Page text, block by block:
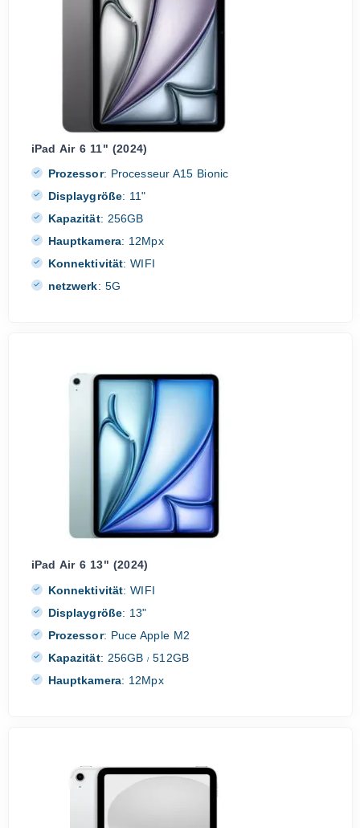
iPad Air 6 11" (2024)
Prozessor: Processeur A15 Bionic
Displaygröße: 11"
Kapazität: 256GB
Hauptkamera: 12Mpx
Konnektivität: WIFI
netzwerk: 5G
iPad Air 6 13" (2024)
Konnektivität: WIFI
Displaygröße: 13"
Prozessor: Puce Apple M2
Kapazität: 256GB/ 512GB
Hauptkamera: 12Mpx